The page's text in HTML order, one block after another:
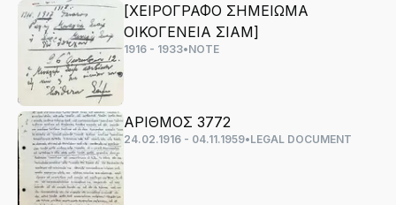
[ΧΕΙΡΟΓΡΑΦΟ ΣΗΜΕΙΩΜΑ
ΟΙΚΟΓΕΝΕΙΑ ΣΙΑΜ]
1916 - 1933•NOTE
ΑΡΙΘΜΟΣ 3772
24.02.1916 - 04.11.1959•LEGAL DOCUMENT